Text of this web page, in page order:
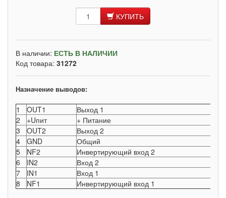
КУПИТЬ
В наличии: ЕСТЬ В НАЛИЧИИ
Код товара: 31272
Назначение выводов:
1 OUT1
Выход 1
2
+Uпит
+ Питание
3
OUT2
Выход 2
4
GND
Общий
5
NF2
Инвертирующий вход 2
6
IN2
Вход 2
7
IN1
Вход 1
8
NF1 Инвертирующий вход 1